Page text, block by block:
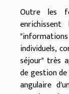
Outre les
individuels,
séjour" très
de gestion
angulaire